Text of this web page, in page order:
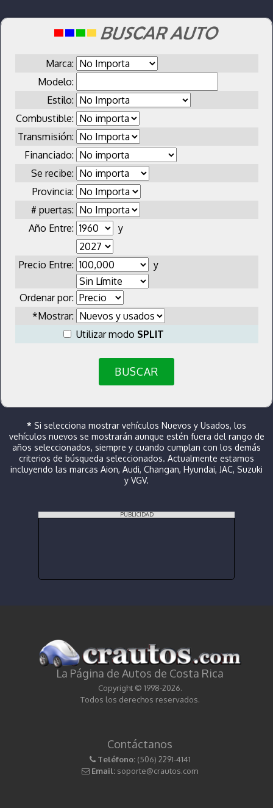
Marca:
Modelo:
Estilo:
Combustible:
Transmisión:
Financiado:
Se recibe:
Provincia:
# puertas:
Año Entre:
y
Precio Entre: y
Ordenar por:
*Mostrar:
Utilizar modo SPLIT
BUSCAR
* Si selecciona mostrar vehículos Nuevos y Usados, los
vehículos nuevos se mostrarán aunque estén fuera del rango de
años seleccionados, siempre y cuando cumplan con los demás
criterios de búsqueda seleccionados. Actualmente estamos
incluyendo las marcas Aion, Audi, Changan, Hyundai, JAC, Suzuki
y VGV.
PUBLICIDAD
La Página de Autos de Costa Rica
Copyright © 1998-2026.
Todos los derechos reservados.
Contáctanos
Teléfono: (506) 2291-4141
Email: soporte@crautos.com